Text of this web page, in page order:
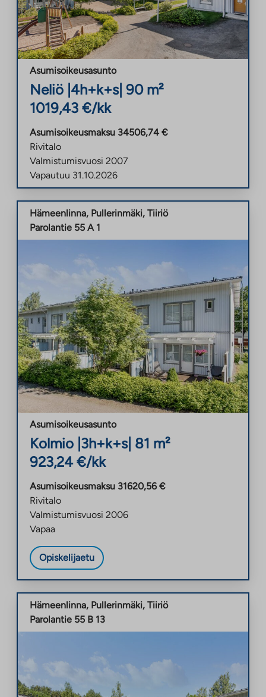
Asumisoikeusasunto
Neliö 4h+k+s| 90 m²
1019,43 €/kk
Asumisoikeusmaksu 34506,74 €
Rivitalo
Valmistumisvuosi 2007
Vapautuu 31.10.2026
Hämeenlinna, Pullerinmäki, Tiiriö
Parolantie 55 A 1
Asumisoikeusasunto
Kolmio 3h+k+s| 81 m²
923,24 €/kk
Asumisoikeusmaksu 31620,56 €
Rivitalo
Valmistumisvuosi 2006
Vapaa
Opiskelijaetu
Hämeenlinna, Pullerinmäki, Tiiriö
Parolantie 55 B 13